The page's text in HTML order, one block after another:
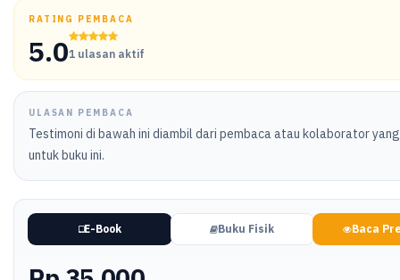
RATING PEMBACA
5.01 ulasan aktif
ULASAN PEMBACA
Testimoni di bawah ini diambil dari pembaca atau kolaborator
untuk buku ini.
E-Book Buku Fisik Baca